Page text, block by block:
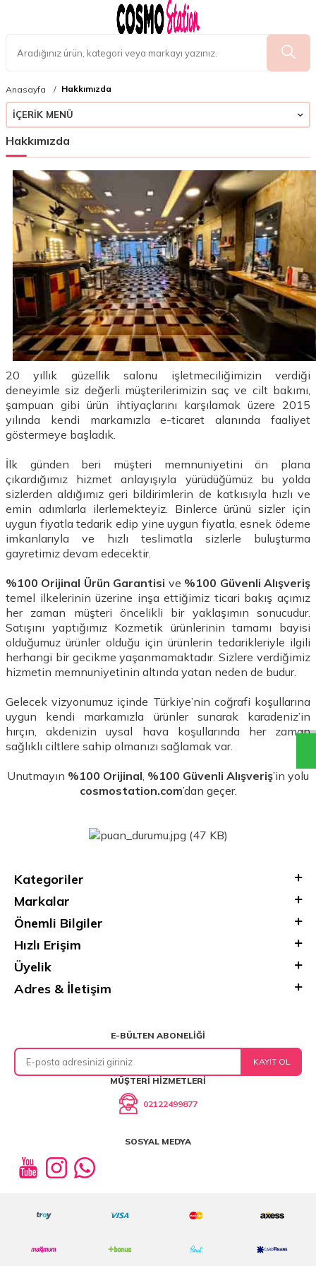
Anasayfa Hakkımızda
İÇERIK MENÜ
Hakkımızda
20 yıllık güzellik salonu işletmeciliğimizin verdiği
deneyimle siz değerli müşterilerimizin saç ve cilt bakımı,
şampuan gibi ürün ihtiyaçlarını karşılamak üzere 2015
yılında kendi markamızla e-ticaret alanında faaliyet
göstermeye başladık.
İlk günden beri müşteri memnuniyetini ön plana
çıkardığımız hizmet anlayışıyla yürüdüğümüz bu yolda
sizlerden aldığımız geri bildirimlerin de katkısıyla hızlı ve
emin adımlarla ilerlemekteyiz. Binlerce ürünü sizler için
uygun fiyatla tedarik edip yine uygun fiyatla, esnek ödeme
imkanlarıyla ve hızlı teslimatla sizlerle buluşturma
gayretimiz devam edecektir.
%100 Orijinal Ürün Garantisi ve %100 Güvenli Alışveriş
temel ilkelerinin üzerine inşa ettiğimiz ticari bakış açımız
her zaman müşteri öncelikli bir yaklaşımın sonucudur.
Satışını yaptığımız Kozmetik ürünlerinin tamamı bayisi
olduğumuz ürünler olduğu için ürünlerin tedarikleriyle ilgili
herhangi bir gecikme yaşanmamaktadır. Sizlere verdiğimiz
hizmetin memnuniyetinin altında yatan neden de budur.
Gelecek vizyonumuz içinde Türkiye’nin coğrafi koşullarına
uygun kendi markamızla ürünler sunarak karadeniz’in
hırçın, akdenizin uysal hava koşullarında her zaman
sağlıklı ciltlere sahip olmanızı sağlamak var.
Unutmayın %100 Orijinal %100 Güvenli Alışveriş’in yolu
cosmostation.com’dan geçer.
Kategoriler
Markalar
Önemli Bilgiler
Hızlı Erişim
Üyelik
Adres & İletişim
E-BÜLTEN ABONELIĞI
KAYIT OL
MÜŞTERI HIZMETLERI
02122499877
SOSYAL MEDYA